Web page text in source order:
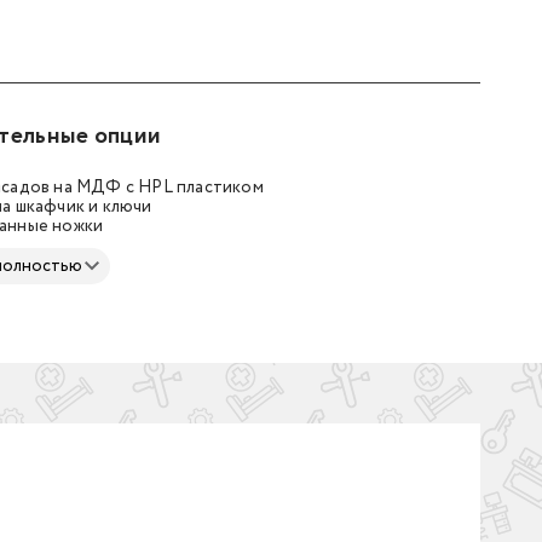
опции
на МДФ с HPL пластиком
шкафчик и ключи
ножки